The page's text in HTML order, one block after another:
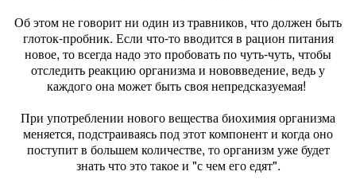
Об этом не говорит ни один из травников, что должен быть
глоток-пробник. Если что-то вводится в рацион питания
новое, то всегда надо это пробовать по чуть-чуть, чтобы
отследить реакцию организма и нововведение, ведь у
каждого она может быть своя непредсказуемая!
При употреблении нового вещества биохимия организма
меняется, подстраиваясь под этот компонент и когда оно
поступит в большем количестве, то организм уже будет
знать что это такое и "с чем его едят".